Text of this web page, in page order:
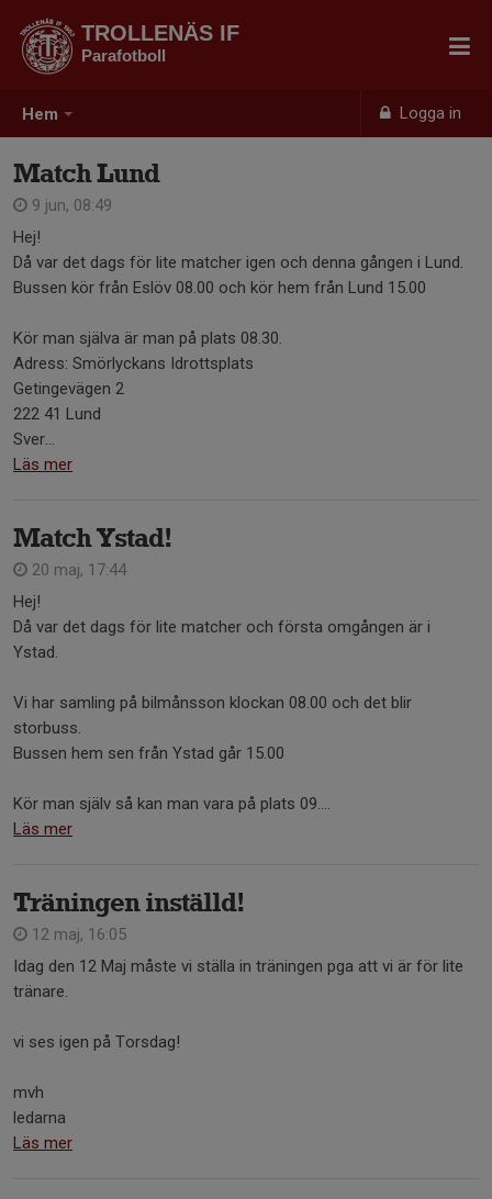
Hem Logga in
TROLLENÄS IF
Parafotboll
Match Lund
9 jun, 08:49
Hej!
Då var det dags för lite matcher igen och denna gången i Lund.
Bussen kör från Eslöv 08.00 och kör hem från Lund 15.00
Kör man själva är man på plats 08.30.
Adress: Smörlyckans Idrottsplats
Getingevägen 2
222 41 Lund
Sver...
Läs mer
Match Ystad!
20 maj, 17:44
Hej!
Då var det dags för lite matcher och första omgången är i
Ystad.
Vi har samling på bilmånsson klockan 08.00 och det blir
storbuss.
Bussen hem sen från Ystad går 15.00
Kör man själv så kan man vara på plats 09....
Läs mer
Träningen inställd!
12 maj, 16:05
Idag den 12 Maj måste vi ställa in träningen pga att vi är för lite
tränare.
vi ses igen på Torsdag!
mvh
ledarna
Läs mer